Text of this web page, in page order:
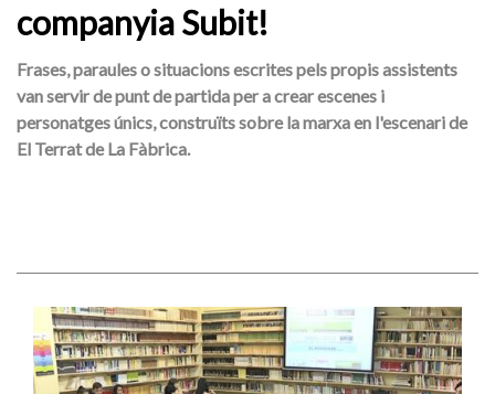
companyia Subit!
Frases, paraules o situacions escrites pels propis assistents
van servir de punt de partida per a crear escenes i
personatges únics, construïts sobre la marxa en l'escenari de
El Terrat de La Fàbrica.